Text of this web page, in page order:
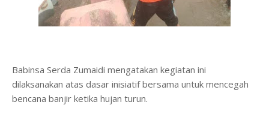
Babinsa Serda Zumaidi mengatakan kegiatan ini
dilaksanakan atas dasar inisiatif bersama untuk mencegah
bencana banjir ketika hujan turun.